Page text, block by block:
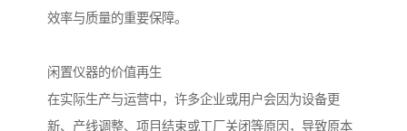
效率与质量的重要保障。
闲置仪器的价值再生
在实际生产与运营中，许多企业或用户会因为设备更
新、产线调整、项目结束或工厂关闭等原因，导致原本